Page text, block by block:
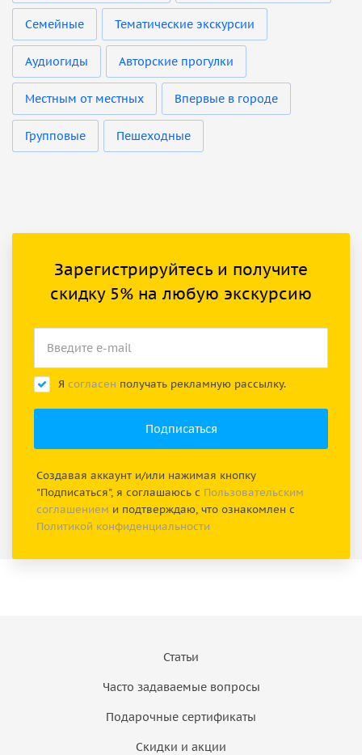
Семейные Тематические экскурсии
Аудиогиды Авторские прогулки
Местным от местных Впервые в городе
Групповые Пешеходные
Зарегистрируйтесь и получите
скидку 5% на любую экскурсию
Я согласен получать рекламную рассылку.
Создавая аккаунт и/или нажимая кнопку
"Подписаться", я соглашаюсь с Пользовательским
соглашением и подтверждаю, что ознакомлен с
Политикой конфиденциальности
Статьи
Часто задаваемые вопросы
Подарочные сертификаты
Скидки и акции